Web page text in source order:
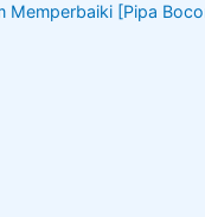
Memperbaiki [Pipa